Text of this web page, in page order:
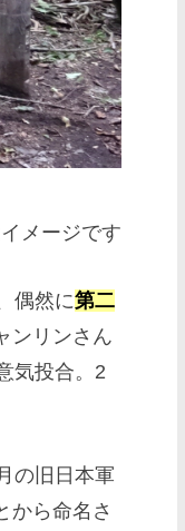
メージです
偶然に第二
ンリンさん
気投合。2
の旧日本軍
から命名さ